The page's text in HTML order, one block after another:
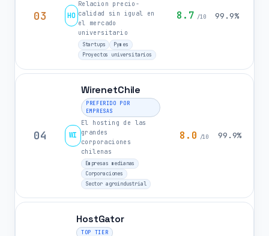
03 HO
Relacion precio-
calidad sin igual en
el mercado
universitario
Startups
Pymes
Proyectos universitarios
8.7 /10 99.9%
04 WI
WirenetChile
PREFERIDO POR
EMPRESAS
El hosting de las
grandes
corporaciones
chilenas
Empresas medianas
Corporaciones
Sector agroindustrial
8.0 /10 99.9%
HostGator
TOP TIER